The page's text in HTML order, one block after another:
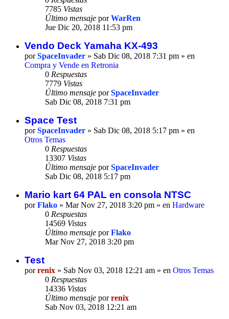
7785 Vistas
Último mensaje porWarRen
Jue Dic 20, 2018 11:53 pm
Vendo Deck Yamaha KX-493
porSpaceInvader » Sab Dic 08, 2018 7:31 pm » en
Compra y Vende en Retronia
0 Respuestas
7779 Vistas
Último mensaje porSpaceInvader
Sab Dic 08, 2018 7:31 pm
Space Test
porSpaceInvader » Sab Dic 08, 2018 5:17 pm » en
Otros Temas
0 Respuestas
13307 Vistas
Último mensaje porSpaceInvader
Sab Dic 08, 2018 5:17 pm
Mario kart 64 PAL en consola NTSC
porFlako » Mar Nov 27, 2018 3:20 pm » en Hardware
0 Respuestas
14569 Vistas
Último mensaje porFlako
Mar Nov 27, 2018 3:20 pm
Test
porrenix » Sab Nov 03, 2018 12:21 am » en Otros Temas
0 Respuestas
14336 Vistas
Último mensaje porrenix
Sab Nov 03, 2018 12:21 am